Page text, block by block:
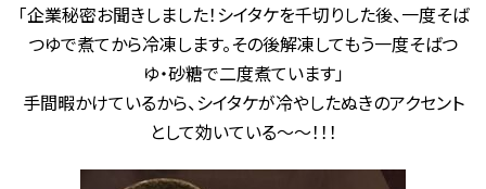
「企業秘密お聞きしました！シイタケを千切りした後、一度そば
つゆで煮てから冷凍します。その後解凍してもう一度そばつ
ゆ・砂糖で二度煮ています」
手間暇かけているから、シイタケが冷やしたぬきのアクセント
として効いている～～！！！